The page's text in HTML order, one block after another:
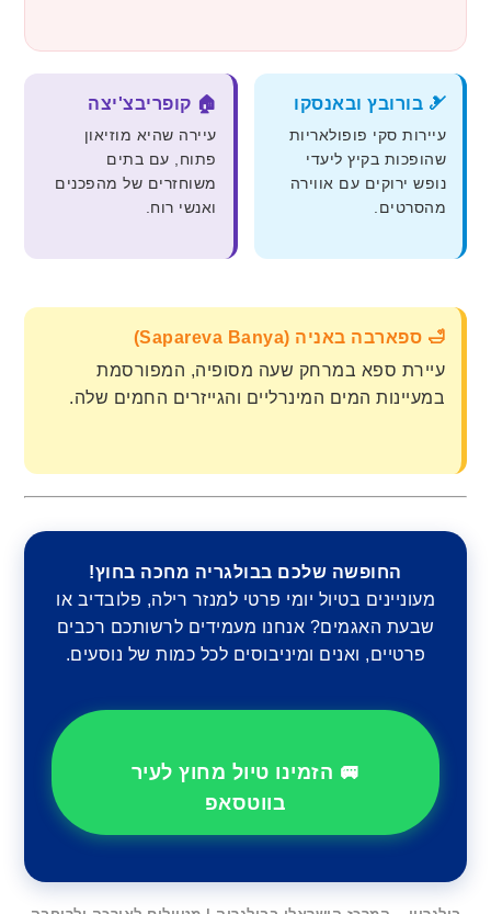
🎿 בורובץ ובאנסקו
עיירות סקי פופולאריות
שהופכות בקיץ ליעדי
נופש ירוקים עם אווירה
מהסרטים.
🏠 קופריבצ'יצה
עיירה שהיא מוזיאון
פתוח, עם בתים
משוחזרים של מהפכנים
ואנשי רוח.
🛁 ספארבה באניה (Sapareva Banya)
עיירת ספא במרחק שעה מסופיה, המפורסמת
במעיינות המים המינרליים והגייזרים החמים שלה.
החופשה שלכם בבולגריה מחכה בחוץ!
מעוניינים בטיול יומי פרטי למנזר רילה, פלובדיב או
שבעת האגמים? אנחנו מעמידים לרשותכם רכבים
פרטיים, ואנים ומיניבוסים לכל כמות של נוסעים.
🚐 הזמינו טיול מחוץ לעיר
בווטסאפ